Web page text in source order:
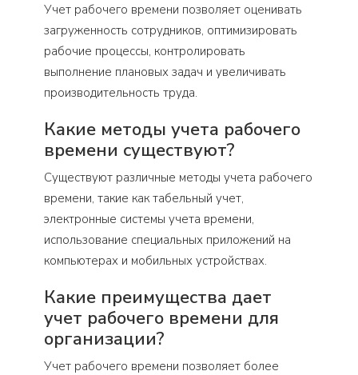
Учет рабочего времени позволяет оценивать
загруженность сотрудников, оптимизировать
рабочие процессы, контролировать
выполнение плановых задач и увеличивать
производительность труда.
Какие методы учета рабочего
времени существуют?
Существуют различные методы учета рабочего
времени, такие как табельный учет,
электронные системы учета времени,
использование специальных приложений на
компьютерах и мобильных устройствах.
Какие преимущества дает
учет рабочего времени для
организации?
Учет рабочего времени позволяет более